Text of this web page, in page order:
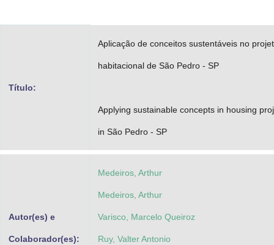
Título:
Aplicação de conceitos sustentáveis no
habitacional de São Pedro - SP
Applying sustainable concepts in housing
in São Pedro - SP
Autor(es) e
Colaborador(es):
Medeiros, Arthur
Medeiros, Arthur
Varisco, Marcelo Queiroz
Ruy, Valter Antonio